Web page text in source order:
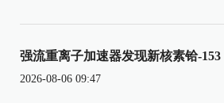
强流重离子加速器发现新核素铪-153
2026-08-06 09:47